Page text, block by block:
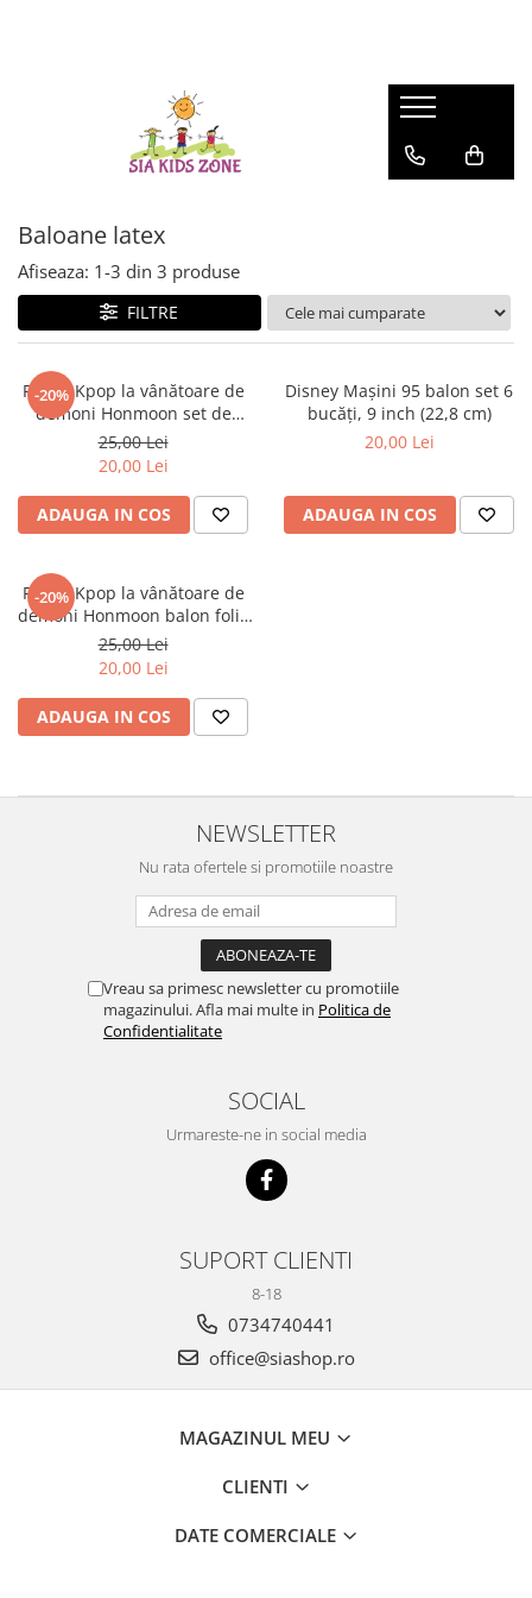
Ghiozdane scoala
Ghiozdane troler pentru scoala
Instrumente de scris si desenat
HUNTRIX K-POP
Accesorii Beauty
Prosop de baie
Patururi Baieti
Accesorii pentru petrecere
Umbrele
Baloane latex
Afiseaza: 1-3 din 3 produse
FILTRE
-20%
Fetele Kpop la vânătoare de
demoni Honmoon set de
baloane, 8 bucăți
25,00 Lei
20,00 Lei
ADAUGA IN COS
Disney Mașini 95 balon set 6
bucăți, 9 inch (22,8 cm)
20,00 Lei
ADAUGA IN COS
-20%
Fetele Kpop la vânătoare de
demoni Honmoon balon folie
46 cm
25,00 Lei
20,00 Lei
ADAUGA IN COS
NEWSLETTER
Nu rata ofertele si promotiile noastre
Vreau sa primesc newsletter cu promotiile
magazinului. Afla mai multe in Politica de
Confidentialitate
SOCIAL
Urmareste-ne in social media
SUPORT CLIENTI
8-18
0734740441
office@siashop.ro
MAGAZINUL MEU
CLIENTI
DATE COMERCIALE